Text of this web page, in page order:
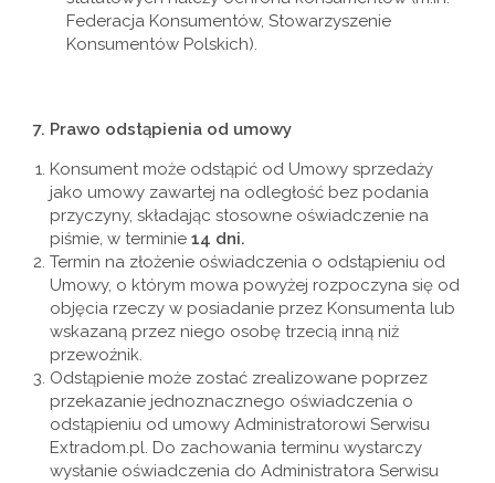
Federacja Konsumentów, Stowarzyszenie
Konsumentów Polskich).
7. Prawo odstąpienia od umowy
Konsument może odstąpić od Umowy sprzedaży
jako umowy zawartej na odległość bez podania
przyczyny, składając stosowne oświadczenie na
piśmie, w terminie 14 dni.
Termin na złożenie oświadczenia o odstąpieniu od
Umowy, o którym mowa powyżej rozpoczyna się od
objęcia rzeczy w posiadanie przez Konsumenta lub
wskazaną przez niego osobę trzecią inną niż
przewoźnik.
Odstąpienie może zostać zrealizowane poprzez
przekazanie jednoznacznego oświadczenia o
odstąpieniu od umowy Administratorowi Serwisu
Extradom.pl. Do zachowania terminu wystarczy
wysłanie oświadczenia do Administratora Serwisu